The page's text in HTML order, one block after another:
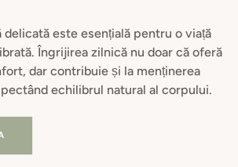
delicată este esențială pentru o viață
Îngrijirea zilnică nu doar că oferă
dar contribuie și la menținerea
echilibrul natural al corpului.